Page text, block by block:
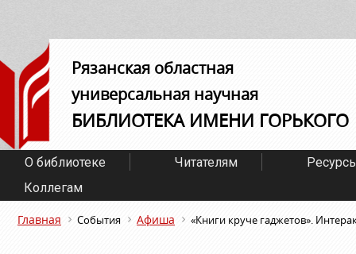
Рязанская областная
универсальная научная
БИБЛИОТЕКА ИМЕНИ ГОРЬКОГО
О библиотеке Читателям
Коллегам
Главная События Афиша «Книги круче гаджетов».